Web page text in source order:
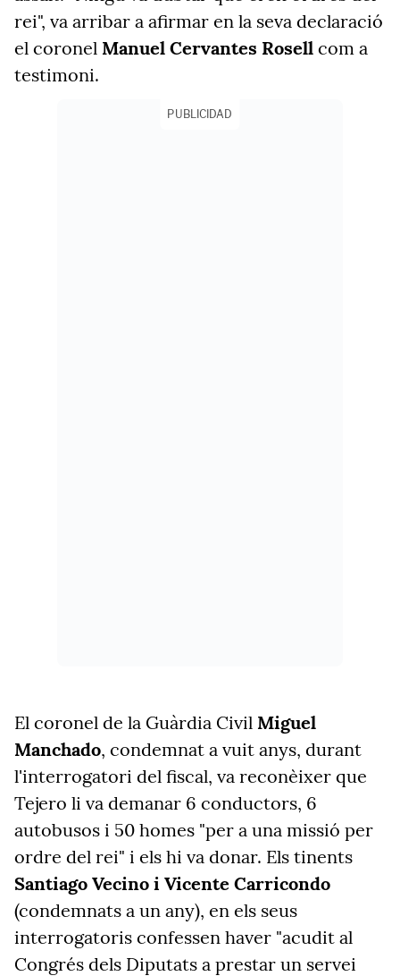
rei", va arribar a afirmar en la seva declaració
el coronel Manuel Cervantes Rosell com a
testimoni.
PUBLICIDAD
El coronel de la Guàrdia Civil Miguel
Manchado, condemnat a vuit anys, durant
l'interrogatori del fiscal, va reconèixer que
Tejero li va demanar 6 conductors, 6
autobusos i 50 homes "per a una missió per
ordre del rei" i els hi va donar. Els tinents
Santiago Vecino i Vicente Carricondo
(condemnats a un any), en els seus
interrogatoris confessen haver "acudit al
Congrés dels Diputats a prestar un servei